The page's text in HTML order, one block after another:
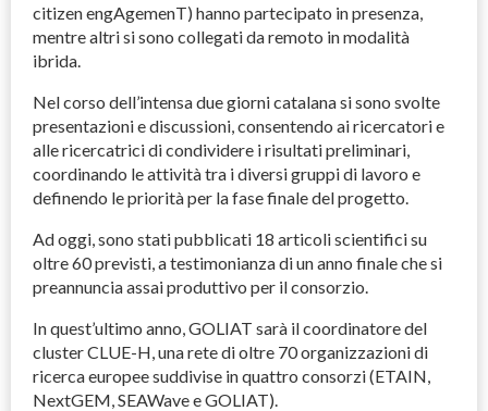
citizen engAgemenT) hanno partecipato in presenza,
mentre altri si sono collegati da remoto in modalità
ibrida.
Nel corso dell’intensa due giorni catalana si sono svolte
presentazioni e discussioni, consentendo ai ricercatori e
alle ricercatrici di condividere i risultati preliminari,
coordinando le attività tra i diversi gruppi di lavoro e
definendo le priorità per la fase finale del progetto.
Ad oggi, sono stati pubblicati 18 articoli scientifici su
oltre 60 previsti, a testimonianza di un anno finale che si
preannuncia assai produttivo per il consorzio.
In quest’ultimo anno, GOLIAT sarà il coordinatore del
clusterCLUE-H, una rete di oltre 70 organizzazioni di
ricerca europee suddivise in quattro consorzi (ETAIN
NextGEM, SEAWave eGOLIAT).